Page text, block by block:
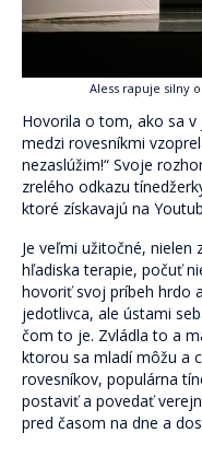
Linky
Pre
Pre školy a
Novinky
2% z daní pre ViaSua
Články
Odborníkom
Blog
Aless rapuje silny
Hovorila o tom, ako sa
medzi rovesníkmi
nezaslúžim!“ Svoje
zrelého odkazu
ktoré získavajú na
Je veľmi užitočné, nielen
hľadiska terapie, počuť
hovoriť svoj príbeh hrdo
jedotlivca, ale ústami
čom to je. Zvládla to a
ktorou sa mladí môžu a
rovesníkov, populárna
postaviť a povedať
pred časom na dne a